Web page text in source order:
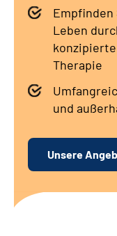
Empfinden
Leben
Therapie
und
Unsere